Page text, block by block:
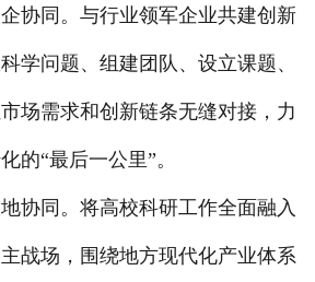
同。与行业领军企业共建创新
学问题、组建团队、设立课题、
场需求和创新链条无缝对接，力
的“最后一公里”。
同。将高校科研工作全面融入
战场，围绕地方现代化产业体系